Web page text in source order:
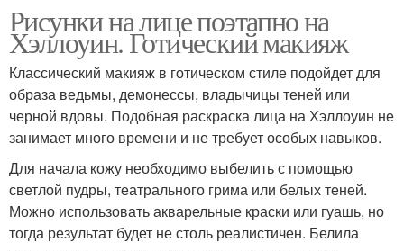
Рисунки на лице поэтапно на
Хэллоуин. Готический макияж
Классический макияж в готическом стиле подойдет для
образа ведьмы, демонессы, владычицы теней или
черной вдовы. Подобная раскраска лица на Хэллоуин не
занимает много времени и не требует особых навыков.
Для начала кожу необходимо выбелить с помощью
светлой пудры, театрального грима или белых теней.
Можно использовать акварельные краски или гуашь, но
тогда результат будет не столь реалистичен. Белила